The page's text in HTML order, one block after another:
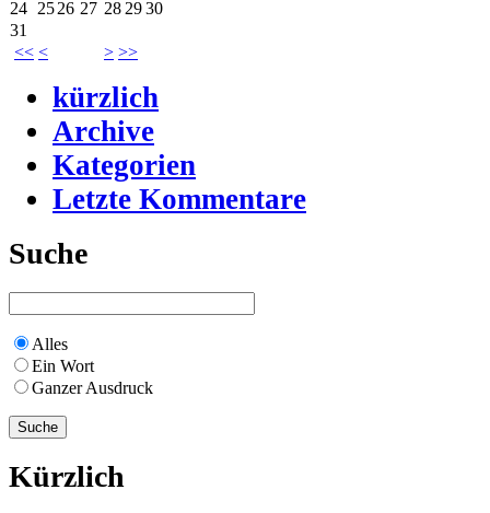
<< < > >>
24 2526 27 28 2930
31
kürzlich
Archive
Kategorien
Letzte Kommentare
Suche
Alles
Ein Wort
Ganzer Ausdruck
Kürzlich